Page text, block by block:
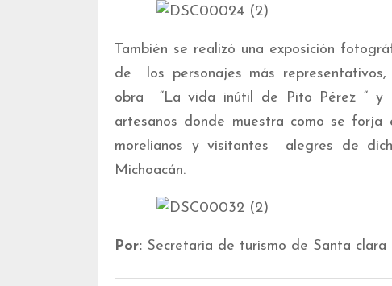
También se realizó una exposición
de los personajes más
obra “La vida inútil de Pito Pérez “ y
artesanos donde muestra como se
morelianos y visitantes alegres de
Michoacán.
Por: Secretaria de turismo de Santa clara